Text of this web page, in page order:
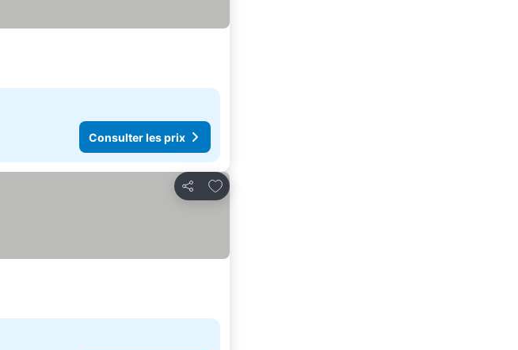
Consulter les prix
Partager
Ajouter à mes favoris